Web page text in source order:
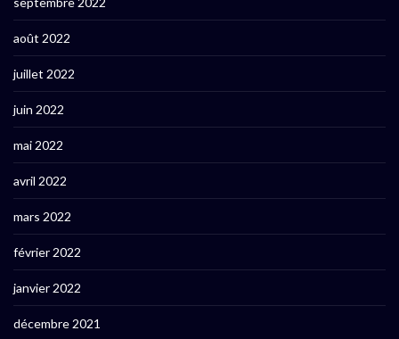
août 2022
juillet 2022
juin 2022
mai 2022
avril 2022
mars 2022
février 2022
janvier 2022
décembre 2021